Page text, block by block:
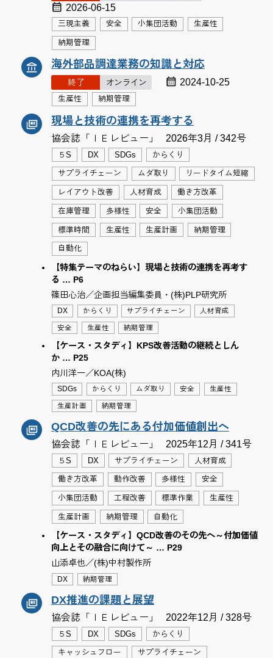
2026-06-15
三現主義 安全 小集団活動 生産性
納期管理
海外部品調達業務の知識と対応
終了 オンライン 2024-10-25
生産性 納期管理
現場と技術の連携を再考する
協会誌「ＩＥレビュー」 2026年3月 / 342号
５S DX SDGs からくり
サプライチェーン ムダ取り リードタイム短縮
レイアウト改善 人材育成 働き方改革
在庫管理 多様性 安全 小集団活動
標準時間 生産性 生産計画 納期管理
自動化
【特集テーマのねらい】現場と技術の連携を再考す
る … P6
篠田心治／企画担当編集委員・(株)PLP研究所
DX からくり サプライチェーン 人材育成
安全 生産性 納期管理
【ケース・スタディ】KPS改善活動の継続としん
か … P25
内川洋一／KOA(株)
SDGs からくり ムダ取り 安全 生産性
生産計画 納期管理
QCD改善の先にある付加価値創出へ
協会誌「ＩＥレビュー」 2025年12月 / 341号
５S DX サプライチェーン 人材育成
働き方改革 動作改善 多様性 安全
小集団活動 工程改善 標準作業 生産性
生産計画 納期管理 自動化
【ケース・スタディ】QCD改善のその先へ～付加価値
向上とその融合に向けて～ … P29
山添卓也／(株)中村製作所
DX 納期管理
DX推進の課題と展望
協会誌「ＩＥレビュー」 2022年12月 / 328号
５S DX SDGs からくり
キャッシュフロー サプライチェーン